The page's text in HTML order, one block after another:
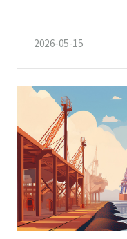
2026-05-15